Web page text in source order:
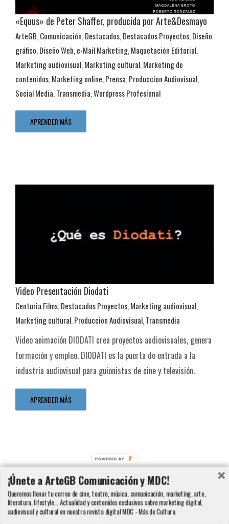
Transmedia
Destacados Proyectos
gráfico Diseño Web e-Mail Marketing Maquetación Editorial
Marketing audiovisual Marketing cultural Marketing de contenidos
Marketing online Prensa Produccion Audiovisual Social Media
«Equus» de Peter Shaffer, producida por Arte&Desmayo
ArteGB, Comunicación, Destacados, Destacados Proyectos, Diseño
gráfico, Diseño Web, e-Mail Marketing, Maquetación Editorial,
Marketing audiovisual, Marketing cultural, Marketing de
contenidos, Marketing online, Prensa, Produccion Audiovisual,
Social Media, Transmedia,Wordpress Profesional
APRENDER MÁS
Centuria Films Destacados Proyectos Marketing audiovisual
Marketing cultural Produccion Audiovisual Transmedia
Video Presentación Diodati
Centuria Films, Destacados Proyectos, Marketing audiovisual,
Marketing cultural, Produccion Audiovisual, Transmedia
Video animación DIODATI crea proyectos audiovisuales, genera
formación y empleo. DIODATI es la puerta de entrada a la
industria audiovisual para guionistas de cine y televisión.
APRENDER MÁS
¡Únete a ArteGB Comunicación y MDC!
Queremos llenar tu correo de cine, teatro, música, comunicación, marketing, arte,
literatura, lifestyle... Actualidad y contenidos exclusivos sobre marketing digital,
audiovisual y cultural en nuestra revista digital MDC - Más de Cultura.
POWERED BY